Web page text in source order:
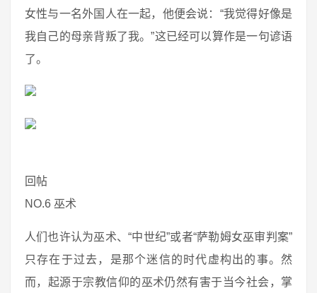
女性与一名外国人在一起，他便会说：“我觉得好像是
我自己的母亲背叛了我。”这已经可以算作是一句谚语
了。
回帖
NO.6 巫术
人们也许认为巫术、“中世纪”或者“萨勒姆女巫审判案”
只存在于过去，是那个迷信的时代虚构出的事。然
而，起源于宗教信仰的巫术仍然有害于当今社会，掌